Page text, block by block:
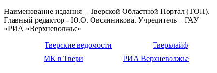
Наименование издания – Тверской Областной Портал (ТОП).
Главный редактор - Ю.О. Овсянникова. Учредитель – ГАУ
«РИА «Верхневолжье»
Тверские ведомости
Тверьлайф
МК в Твери
РИА Верхневолжье